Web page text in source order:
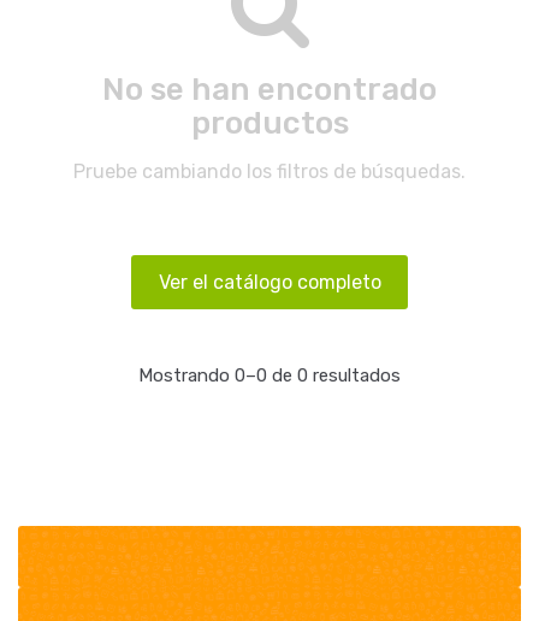
No se han encontrado
productos
Pruebe cambiando los filtros de búsquedas.
Ver el catálogo completo
Mostrando 0–0 de 0 resultados